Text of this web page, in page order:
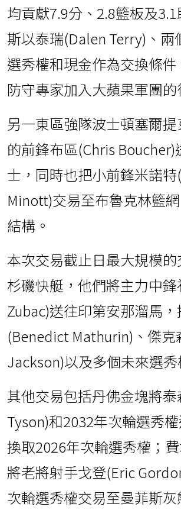
均貢獻7.9分、2.8籃板及
斯以泰瑞(Dalen Terry)、兩
選秀權和現金作為交換條
防守專家加入大蘋果軍團的
另一東區強隊波士頓塞爾
的前鋒布區(Chris Boucher)
士，同時也把小前鋒米諾
Minott)交易至布魯克林籃
結構。
本次交易截止日最大規模
杉磯快艇，他們將主力中
Zubac)送往印第安那溜馬
(Benedict Mathurin)、傑克
Jackson)以及多個未來選秀
其他交易包括丹佛金塊將
Tyson)和2032年次輪選秀權
換取2026年次輪選秀權；
將老將射手戈登(Eric
次輪選秀權交易至曼菲斯灰